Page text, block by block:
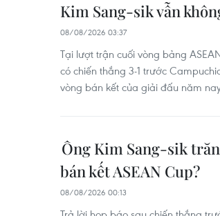
Kim Sang-sik vẫn
08/08/2026 03:37
Tại lượt trận cuối vòng bảng
có chiến thắng 3-1 trước
vòng bán kết của giải đấu năm
Ông Kim Sang-sik
bán kết ASEAN Cup?
08/08/2026 00:13